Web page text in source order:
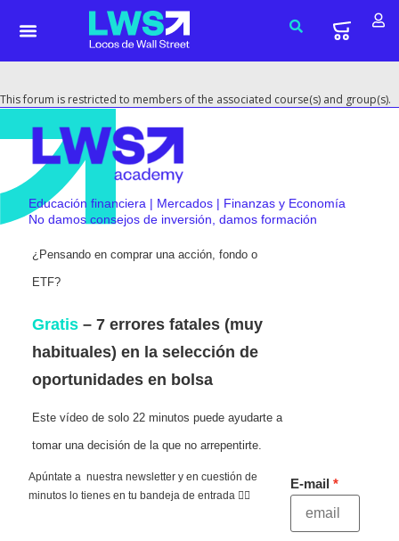
This forum is restricted to members of the associated course(s) and group(s).
Educación financiera | Mercados | Finanzas y Economía
No damos consejos de inversión, damos formación
¿Pensando en comprar una acción, fondo o
ETF?
Gratis – 7 errores fatales (muy
habituales) en la selección de
oportunidades en bolsa
Este vídeo de solo 22 minutos puede ayudarte a
tomar una decisión de la que no arrepentirte.
Apúntate a nuestra newsletter y en cuestión de
minutos lo tienes en tu bandeja de entrada 👇🏻
E-mail